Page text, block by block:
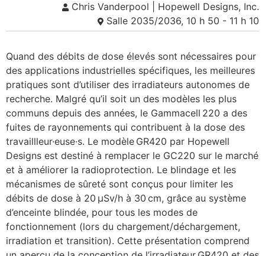
Chris Vanderpool | Hopewell Designs, Inc.
Salle 2035/2036, 10 h 50 - 11 h 10
Quand des débits de dose élevés sont nécessaires pour
des applications industrielles spécifiques, les meilleures
pratiques sont d’utiliser des irradiateurs autonomes de
recherche. Malgré qu’il soit un des modèles les plus
communs depuis des années, le Gammacell 220 a des
fuites de rayonnements qui contribuent à la dose des
travaillleur·euse·s. Le modèle GR420 par Hopewell
Designs est destiné à remplacer le GC220 sur le marché
et à améliorer la radioprotection. Le blindage et les
mécanismes de sûreté sont conçus pour limiter les
débits de dose à 20 µSv/h à 30 cm, grâce au système
d’enceinte blindée, pour tous les modes de
fonctionnement (lors du chargement/déchargement,
irradiation et transition). Cette présentation comprend